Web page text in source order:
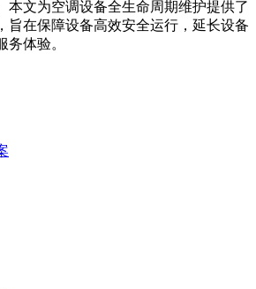
本文为空调设备全生命周期维护提供了
旨在保障设备高效安全运行，延长设备
体验。